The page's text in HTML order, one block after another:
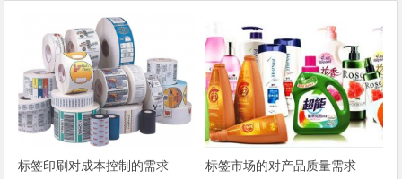
标签印刷对成本控制的需求 标签市场的对产品质量需求